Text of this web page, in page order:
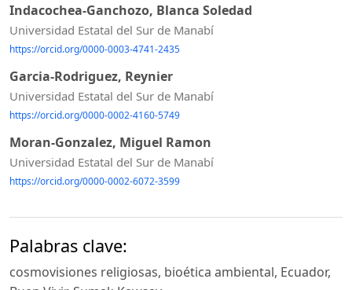
Indacochea-Ganchozo, Blanca Soledad
Universidad Estatal del Sur de Manabí
https://orcid.org/0000-0003-4741-2435
Garcia-Rodriguez, Reynier
Universidad Estatal del Sur de Manabí
https://orcid.org/0000-0002-4160-5749
Moran-Gonzalez, Miguel Ramon
Universidad Estatal del Sur de Manabí
https://orcid.org/0000-0002-6072-3599
Palabras clave:
cosmovisiones religiosas, bioética ambiental, Ecuador,